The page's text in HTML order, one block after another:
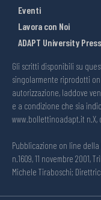
Eventi
Lavora con Noi
ADAPT University Press
Gli scritti disponibili su
singolarmente riprodotti
autorizzazione, laddove
e a condizione che sia
www.bollettinoadapt.it n.X,
Pubblicazione on line della
n.1609, 11 novembre 2001,
Michele Tiraboschi;